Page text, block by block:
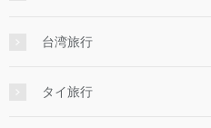
台湾旅行
タイ旅行